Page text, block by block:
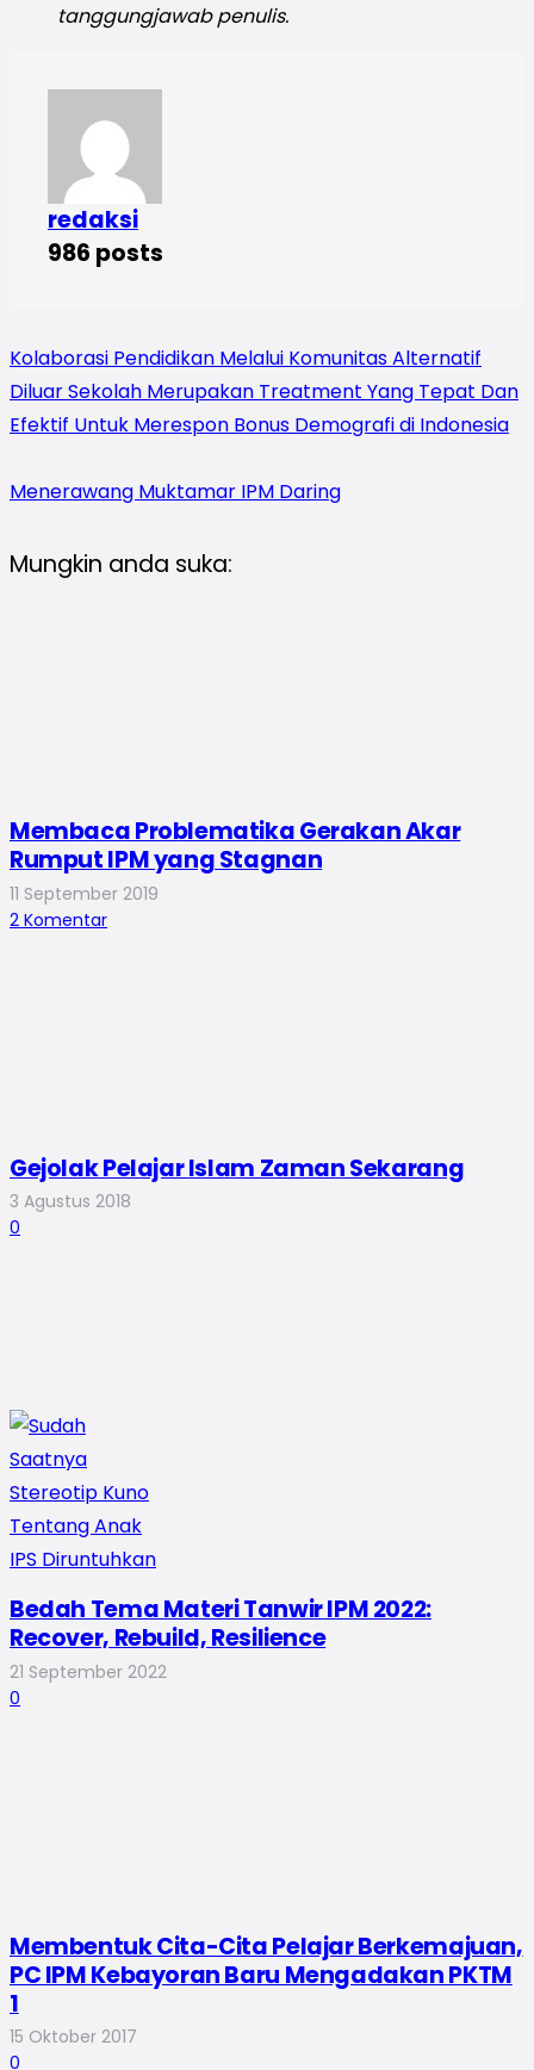
tanggungjawab penulis.
redaksi
986 posts
Kolaborasi Pendidikan Melalui Komunitas Alternatif
Diluar Sekolah Merupakan Treatment Yang Tepat Dan
Efektif Untuk Merespon Bonus Demografi di Indonesia
Menerawang Muktamar IPM Daring
Mungkin anda suka:
Membaca Problematika Gerakan Akar
Rumput IPM yang Stagnan
11 September 2019
2 Komentar
Gejolak Pelajar Islam Zaman Sekarang
3 Agustus 2018
0
Bedah Tema Materi Tanwir IPM 2022:
Recover, Rebuild, Resilience
21 September 2022
0
Membentuk Cita-Cita Pelajar Berkemajuan,
PC IPM Kebayoran Baru Mengadakan PKTM
1
15 Oktober 2017
0